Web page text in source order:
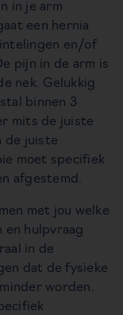
in je arm
een hernia
en/of
pijn in de arm is
nek. Gelukkig
binnen 3
mits de juiste
de juiste
moet specifiek
afgestemd.
met jou welke
en hulpvraag
in de
dat de fysieke
worden.